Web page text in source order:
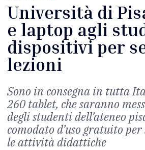
Università di
e laptop agli
dispositivi per
lezioni
Sono in consegna in tutta
260 tablet, che saranno
degli studenti dell’ateneo
comodato d’uso gratuito
le attività didattiche